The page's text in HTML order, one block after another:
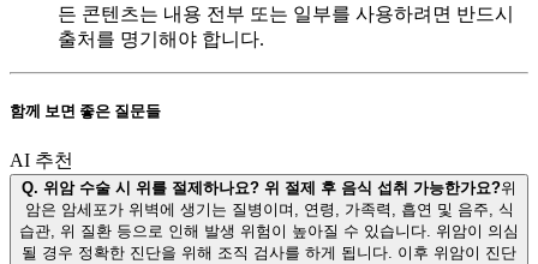
든 콘텐츠는 내용 전부 또는 일부를 사용하려면 반드시
출처를 명기해야 합니다.
함께 보면 좋은 질문들
AI 추천
Q. 위암 수술 시 위를 절제하나요? 위 절제 후 음식 섭취 가능한가요?위
암은 암세포가 위벽에 생기는 질병이며, 연령, 가족력, 흡연 및 음주, 식
습관, 위 질환 등으로 인해 발생 위험이 높아질 수 있습니다. 위암이 의심
될 경우 정확한 진단을 위해 조직 검사를 하게 됩니다. 이후 위암이 진단